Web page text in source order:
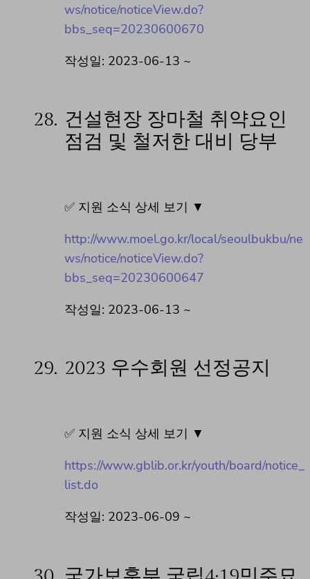
ws/notice/noticeView.do?
bbs_seq=20230600670
작성일: 2023-06-13 ~
28. 건설현장 장마철 취약요인
점검 및 철저한 대비 당부
✅ 지원 소식 상세 보기 ▼
http://www.moel.go.kr/local/seoulbukbu/ne
ws/notice/noticeView.do?
bbs_seq=20230600647
작성일: 2023-06-13 ~
29. 2023 우수회원 선정공지
✅ 지원 소식 상세 보기 ▼
https://www.gblib.or.kr/youth/board/notice_
list.do
작성일: 2023-06-09 ~